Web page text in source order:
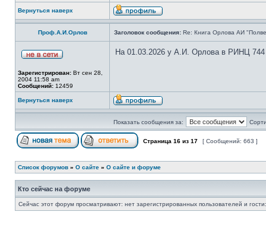
Вернуться наверх
Проф.А.И.Орлов Заголовок сообщения: Re: Книга Орлова АИ
Зарегистрирован: Вт сен 28,
2004 11:58 am
Сообщений: 12459
На 01.03.2026 у А.И. Орлова в РИНЦ 744
Вернуться наверх
Показать сообщения за:
Страница 16 из 17 [ Сообщений: 663 ]
Список форумов » О сайте » О сайте и форуме
Кто сейчас на форуме
Сейчас этот форум просматривают: нет зарегистрированных пользователей и